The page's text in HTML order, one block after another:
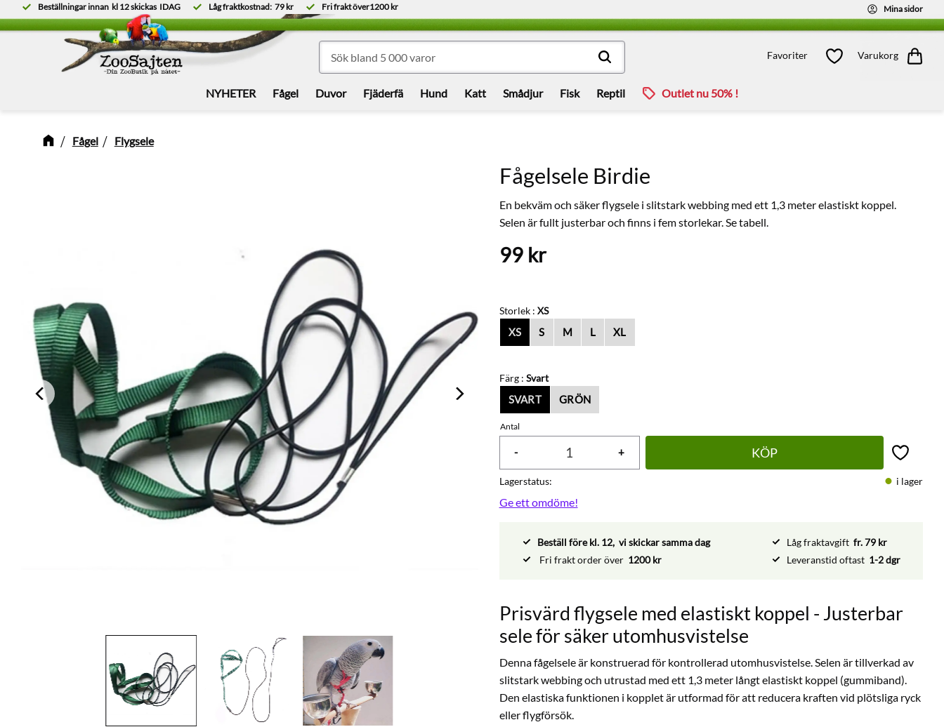
Beställningar innan kl 12skickas IDAG Låg fraktkostnad: 79 kr Fri frakt över1200 kr Mina sidor
Favoriter Varukorg
Favoriter
Kundvagn
NYHETER Fågel Duvor Fjäderfä Hund Katt Smådjur Fisk Reptil Outlet nu 50% !
Fågel Flygsele
Fågelsele Birdie
En bekväm och säker flygsele i slitstark webbing med ett 1,3 meter elastiskt koppel.
Selen är fullt justerbar och finns i fem storlekar. Se tabell.
99kr
Storlek : XS
XS S M L XL
Färg : Svart
SVART GRÖN
Antal
+
- KÖP Lägg till
Lagerstatus i lager
Ge ett omdöme!
Beställ före kl. 12, vi skickar samma dag Låg fraktavgift fr. 79 kr
Fri frakt order över 1200 kr Leveranstid oftast 1-2 dgr
Prisvärd flygsele med elastiskt koppel - Justerbar
sele för säker utomhusvistelse
Denna fågelsele är konstruerad för kontrollerad utomhusvistelse. Selen är tillverkad av
slitstark webbing och utrustad med ett 1,3 meter långt elastiskt koppel (gummiband).
Den elastiska funktionen i kopplet är utformad för att reducera kraften vid plötsliga ryck
eller flygförsök.